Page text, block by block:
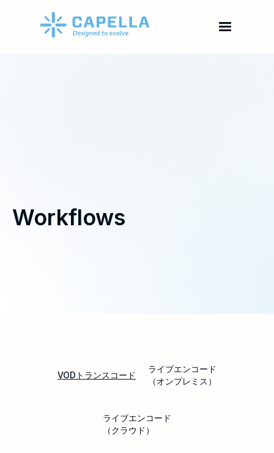
Workflows
VODトランスコード
ライブエンコード
（オンプレミス）
ライブエンコード
（クラウド）